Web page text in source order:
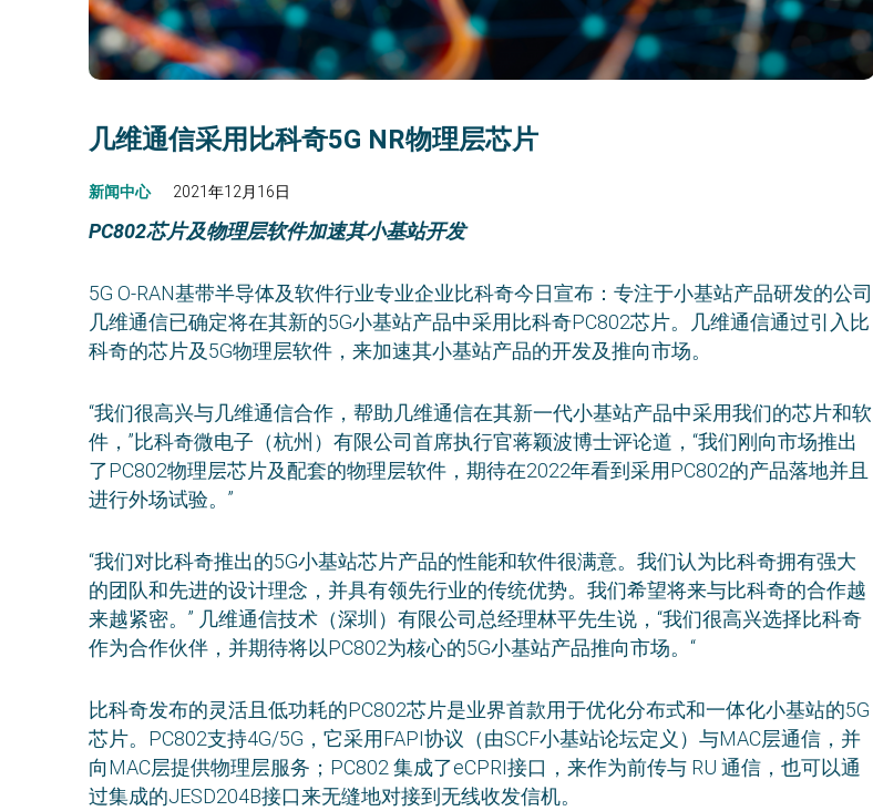
几维通信采用比科奇5G NR物理层芯片
新闻中心 2021年12月16日
PC802芯片及物理层软件加速其小基站开发
5G O-RAN基带半导体及软件行业专业企业比科奇今日宣布：专注于小基站产品研发的公司
几维通信已确定将在其新的5G小基站产品中采用比科奇PC802芯片。几维通信通过引入比
科奇的芯片及5G物理层软件，来加速其小基站产品的开发及推向市场。
“我们很高兴与几维通信合作，帮助几维通信在其新一代小基站产品中采用我们的芯片和软
件，”比科奇微电子（杭州）有限公司首席执行官蒋颖波博士评论道，“我们刚向市场推出
了PC802物理层芯片及配套的物理层软件，期待在2022年看到采用PC802的产品落地并且
进行外场试验。”
“我们对比科奇推出的5G小基站芯片产品的性能和软件很满意。我们认为比科奇拥有强大
的团队和先进的设计理念，并具有领先行业的传统优势。我们希望将来与比科奇的合作越
来越紧密。” 几维通信技术（深圳）有限公司总经理林平先生说，“我们很高兴选择比科奇
作为合作伙伴，并期待将以PC802为核心的5G小基站产品推向市场。“
比科奇发布的灵活且低功耗的PC802芯片是业界首款用于优化分布式和一体化小基站的5G
芯片。PC802支持4G/5G，它采用FAPI协议（由SCF小基站论坛定义）与MAC层通信，并
向MAC层提供物理层服务；PC802 集成了eCPRI接口，来作为前传与 RU 通信，也可以通
过集成的JESD204B接口来无缝地对接到无线收发信机。